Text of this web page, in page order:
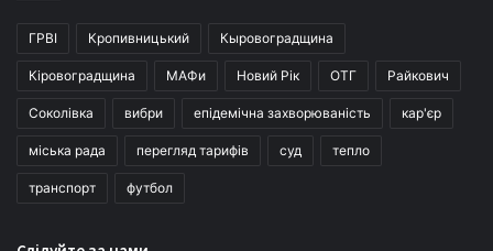
ГРВІ Кропивницький Кыровоградщина
Кіровоградщина МАФи Новий Рік ОТГ Райкович
Соколівка вибри епідемічна захворюваність кар'єр
міська рада перегляд тарифів суд тепло
транспорт футбол